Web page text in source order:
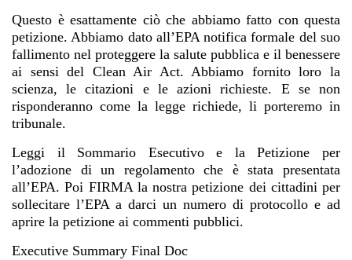
Questo è esattamente ciò che abbiamo fatto con questa
petizione. Abbiamo dato all’EPA notifica formale del suo
fallimento nel proteggere la salute pubblica e il benessere
ai sensi del Clean Air Act. Abbiamo fornito loro la
scienza, le citazioni e le azioni richieste. E se non
risponderanno come la legge richiede, li porteremo in
tribunale.
Leggi il Sommario Esecutivo e la Petizione per
l’adozione di un regolamento che è stata presentata
all’EPA. Poi FIRMA la nostra petizione dei cittadini per
sollecitare l’EPA a darci un numero di protocollo e ad
aprire la petizione ai commenti pubblici.
Executive Summary Final Doc